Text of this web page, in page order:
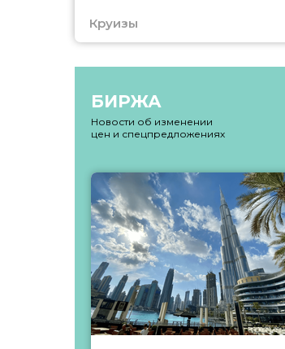
Круизы
БИРЖА
Новости об изменении
цен и спецпредложениях